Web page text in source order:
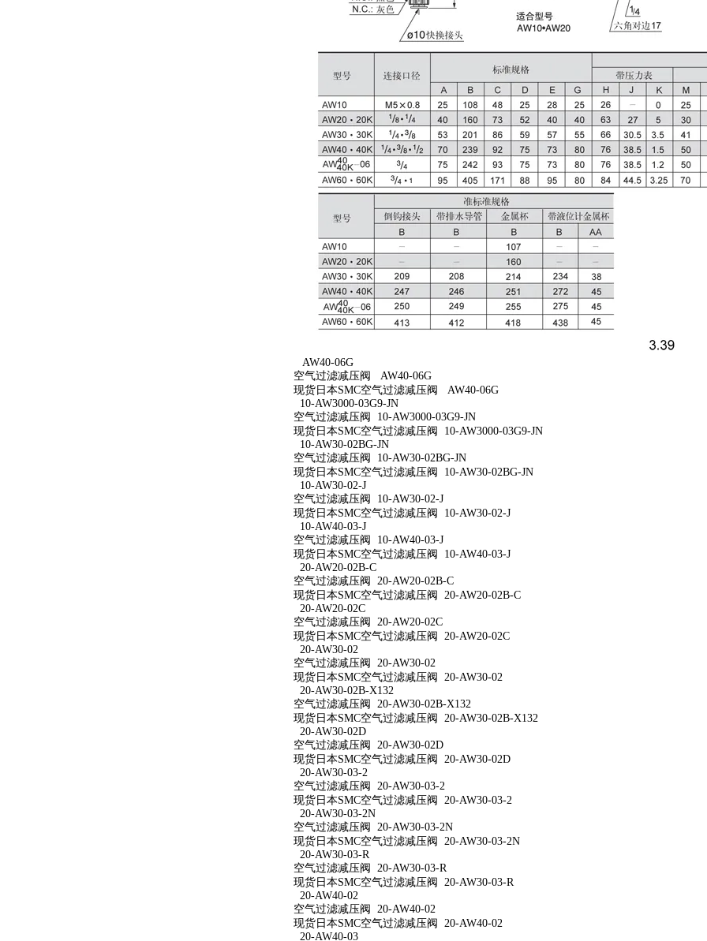
AW40-06G
空气过滤减压阀 AW40-06G
现货日本SMC空气过滤减压阀 AW40-06G
10-AW3000-03G9-JN
空气过滤减压阀 10-AW3000-03G9-JN
现货日本SMC空气过滤减压阀 10-AW3000-03G9-JN
10-AW30-02BG-JN
空气过滤减压阀 10-AW30-02BG-JN
现货日本SMC空气过滤减压阀 10-AW30-02BG-JN
10-AW30-02-J
空气过滤减压阀 10-AW30-02-J
现货日本SMC空气过滤减压阀 10-AW30-02-J
10-AW40-03-J
空气过滤减压阀 10-AW40-03-J
现货日本SMC空气过滤减压阀 10-AW40-03-J
20-AW20-02B-C
空气过滤减压阀 20-AW20-02B-C
现货日本SMC空气过滤减压阀 20-AW20-02B-C
20-AW20-02C
空气过滤减压阀 20-AW20-02C
现货日本SMC空气过滤减压阀 20-AW20-02C
20-AW30-02
空气过滤减压阀 20-AW30-02
现货日本SMC空气过滤减压阀 20-AW30-02
20-AW30-02B-X132
空气过滤减压阀 20-AW30-02B-X132
现货日本SMC空气过滤减压阀 20-AW30-02B-X132
20-AW30-02D
空气过滤减压阀 20-AW30-02D
现货日本SMC空气过滤减压阀 20-AW30-02D
20-AW30-03-2
空气过滤减压阀 20-AW30-03-2
现货日本SMC空气过滤减压阀 20-AW30-03-2
20-AW30-03-2N
空气过滤减压阀 20-AW30-03-2N
现货日本SMC空气过滤减压阀 20-AW30-03-2N
20-AW30-03-R
空气过滤减压阀 20-AW30-03-R
现货日本SMC空气过滤减压阀 20-AW30-03-R
20-AW40-02
空气过滤减压阀 20-AW40-02
现货日本SMC空气过滤减压阀 20-AW40-02
20-AW40-03